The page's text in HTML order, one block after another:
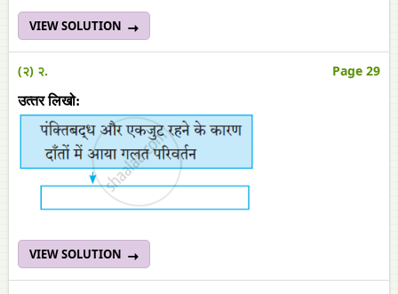
VIEW SOLUTION
(२) २. Page 29
उत्‍तर लिखो:
VIEW SOLUTION